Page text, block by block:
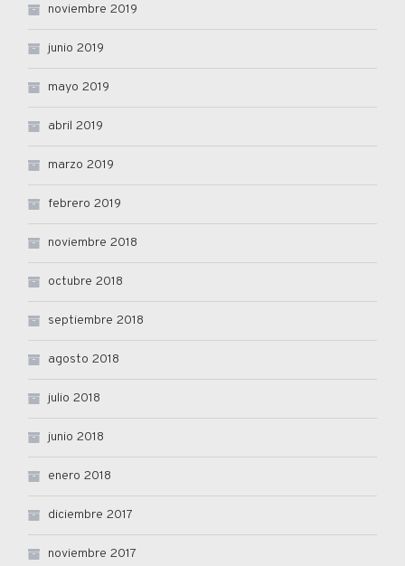
noviembre 2019
junio 2019
mayo 2019
abril 2019
marzo 2019
febrero 2019
noviembre 2018
octubre 2018
septiembre 2018
agosto 2018
julio 2018
junio 2018
enero 2018
diciembre 2017
noviembre 2017